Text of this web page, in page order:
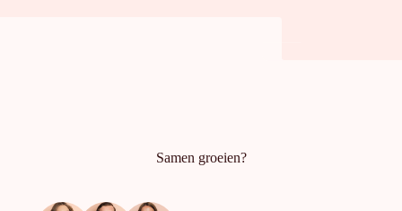
Samen groeien?